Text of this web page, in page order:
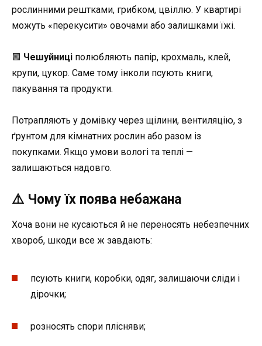
рослинними рештками, грибком, цвіллю. У квартирі
можуть «перекусити» овочами або залишками їжі.
🟩 Чешуйниці полюбляють папір, крохмаль, клей,
крупи, цукор. Саме тому інколи псують книги,
пакування та продукти.
Потрапляють у домівку через щілини, вентиляцію, з
ґрунтом для кімнатних рослин або разом із
покупками. Якщо умови вологі та теплі —
залишаються надовго.
⚠️ Чому їх поява небажана
Хоча вони не кусаються й не переносять небезпечних
хвороб, шкоди все ж завдають:
псують книги, коробки, одяг, залишаючи сліди і
дірочки;
розносять спори плісняви;